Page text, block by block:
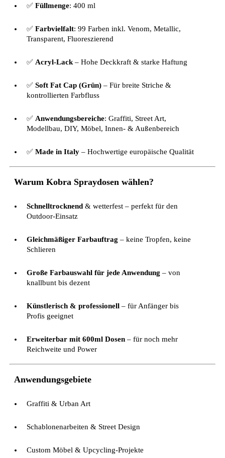
✅ Füllmenge: 400 ml
✅ Farbvielfalt: 99 Farben inkl. Venom, Metallic,
Transparent, Fluoreszierend
✅ Acryl-Lack – Hohe Deckkraft & starke Haftung
✅ Soft Fat Cap (Grün) – Für breite Striche &
kontrollierten Farbfluss
✅ Anwendungsbereiche: Graffiti, Street Art,
Modellbau, DIY, Möbel, Innen- & Außenbereich
✅ Made in Italy – Hochwertige europäische Qualität
Warum Kobra Spraydosen wählen?
Schnelltrocknend & wetterfest – perfekt für den
Outdoor-Einsatz
Gleichmäßiger Farbauftrag – keine Tropfen, keine
Schlieren
Große Farbauswahl für jede Anwendung – von
knallbunt bis dezent
Künstlerisch & professionell – für Anfänger bis
Profis geeignet
Erweiterbar mit 600ml Dosen – für noch mehr
Reichweite und Power
Anwendungsgebiete
Graffiti & Urban Art
Schablonenarbeiten & Street Design
Custom Möbel & Upcycling-Projekte